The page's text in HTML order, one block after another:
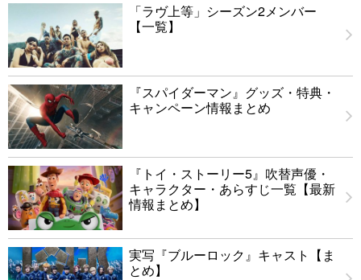
「ラヴ上等」シーズン2メンバー
【一覧】
『スパイダーマン』グッズ・特典・
キャンペーン情報まとめ
『トイ・ストーリー5』吹替声優・
キャラクター・あらすじ一覧【最新
情報まとめ】
実写『ブルーロック』キャスト【ま
とめ】